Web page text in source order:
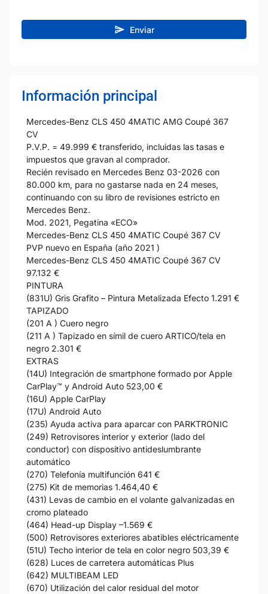
Enviar
Información principal
Mercedes-Benz CLS 450 4MATIC AMG Coupé 367
CV
P.V.P. = 49.999 € transferido, incluidas las tasas e
impuestos que gravan al comprador.
Recién revisado en Mercedes Benz 03-2026 con
80.000 km, para no gastarse nada en 24 meses,
continuando con su libro de revisiones estricto en
Mercedes Benz.
Mod. 2021, Pegatina «ECO»
Mercedes-Benz CLS 450 4MATIC Coupé 367 CV
PVP nuevo en España (año 2021 )
Mercedes-Benz CLS 450 4MATIC Coupé 367 CV
97.132 €
PINTURA
(831U) Gris Grafito – Pintura Metalizada Efecto 1.291 €
TAPIZADO
(201 A ) Cuero negro
(211 A ) Tapizado en símil de cuero ARTICO/tela en
negro 2.301 €
EXTRAS
(14U) Integración de smartphone formado por Apple
CarPlay™ y Android Auto 523,00 €
(16U) Apple CarPlay
(17U) Android Auto
(235) Ayuda activa para aparcar con PARKTRONIC
(249) Retrovisores interior y exterior (lado del
conductor) con dispositivo antideslumbrante
automático
(270) Telefonía multifunción 641 €
(275) Kit de memorias 1.464,40 €
(431) Levas de cambio en el volante galvanizadas en
cromo plateado
(464) Head-up Display –1.569 €
(500) Retrovisores exteriores abatibles eléctricamente
(51U) Techo interior de tela en color negro 503,39 €
(628) Luces de carretera automáticas Plus
(642) MULTIBEAM LED
(670) Utilización del calor residual del motor